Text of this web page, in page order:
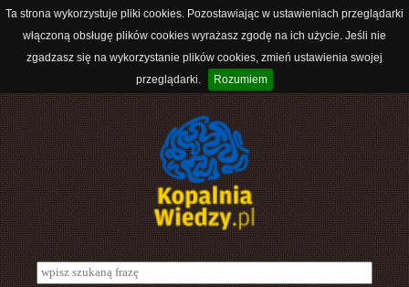
Ta strona wykorzystuje pliki cookies. Pozostawiając w ustawieniach przeglądarki
włączoną obsługę plików cookies wyrażasz zgodę na ich użycie. Jeśli nie
zgadzasz się na wykorzystanie plików cookies, zmień ustawienia swojej
przeglądarki.
Rozumiem